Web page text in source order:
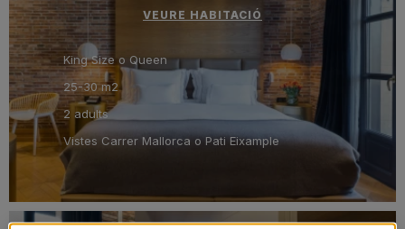
VEURE HABITACIÓ
King Size o Queen
25-30 m2
2 adults
Vistes Carrer Mallorca o Pati Eixample